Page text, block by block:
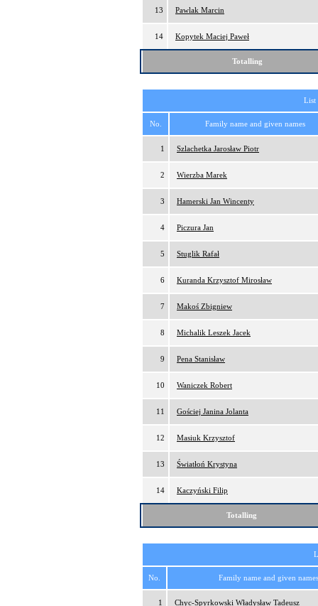
13 Pawlak Marcin
14 Kopytek Maciej Paweł
Totalling
List
No. Family name and given names
1 Szlachetka Jarosław Piotr
2 Wierzba Marek
3 Hamerski Jan Wincenty
4 Piczura Jan
5 Stuglik Rafał
6 Kuranda Krzysztof Mirosław
7 Makoś Zbigniew
8 Michalik Leszek Jacek
9 Pena Stanisław
10 Waniczek Robert
11 Gościej Janina Jolanta
12 Masiuk Krzysztof
13 Światłoń Krystyna
14 Kaczyński Filip
Totalling
No. Family name and given names
1 Chyc-Spyrkowski Władysław Tadeusz